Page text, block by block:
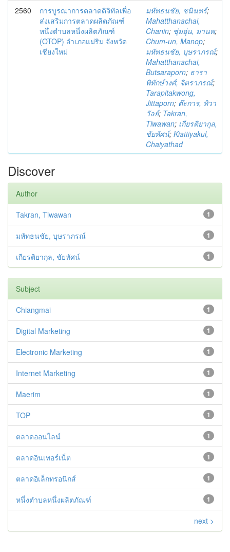
2560
การบูรณาการตลาดดิจิทัลเพื่อ
ส่งเสริมการตลาดผลิตภัณฑ์
หนึ่งตำบลหนึ่งผลิตภัณฑ์
(OTOP) อำเภอแม่ริม จังหวัด
เชียงใหม่
มหัทธนชัย, ชนินทร์;
Mahatthanachai,
Chanin; ชุ่มอุ่น, มานพ;
Chum-un, Manop;
มหัทธนชัย, บุษราภรณ์;
Mahatthanachai,
Butsaraporn; ธารา
พิทักษ์วงศ์, จิตราภรณ์;
Tarapitakwong,
Jittaporn; ต๊ะการ, ทิวา
วัลย์; Takran,
Tiwawan; เกียรติยากุล,
ชัยทัศน์; Kiattiyakul,
Chaiyathad
Discover
Author
1
Takran, Tiwawan
1
มหัทธนชัย, บุษราภรณ์
1
เกียรติยากุล, ชัยทัศน์
Subject
1
Chiangmai
1
Digital Marketing
1
Electronic Marketing
1
Internet Marketing
1
Maerim
1
TOP
1
ตลาดออนไลน์
1
ตลาดอินเทอร์เน็ต
1
ตลาดอิเล็กทรอนิกส์
1
หนึ่งตำบลหนึ่งผลิตภัณฑ์
next >